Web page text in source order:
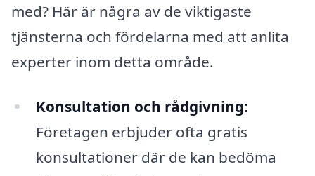
med? Här är några av de viktigaste
tjänsterna och fördelarna med att anlita
experter inom detta område.
Konsultation och rådgivning:
Företagen erbjuder ofta gratis
konsultationer där de kan bedöma